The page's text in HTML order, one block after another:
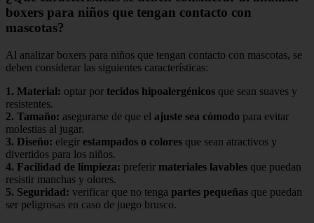
boxers para niños que tengan contacto con
mascotas?
Al analizar boxers para niños que tengan contacto con mascotas, se
deben considerar las siguientes características:
1. Material: optar por tecidos hipoalergénicos que sean suaves y
resistentes.
2. Tamaño: asegurarse de que el ajuste sea cómodo para evitar
molestias al jugar.
3. Diseño: elegir estampados o colores que sean atractivos y
divertidos para los niños.
4. Facilidad de limpieza: preferir materiales lavables que puedan
resistir manchas y olores.
5. Seguridad: verificar que no tenga partes pequeñas que puedan
ser peligrosas en caso de juego brusco.